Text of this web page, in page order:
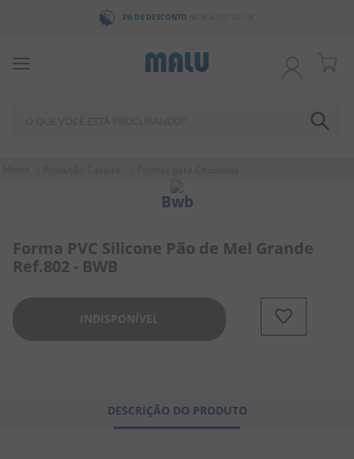
3% DE DESCONTO
Bwb
Forma PVC Silicone Pão de Mel Grande
Ref.802 - BWB
INDISPONÍVEL
DESCRIÇÃO DO PRODUTO
3
pirulito
5º
amendoim
chiclete
9º
biscoito